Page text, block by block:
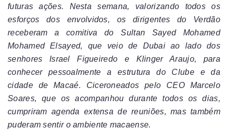
futuras ações. Nesta semana, valorizando todos os
esforços dos envolvidos, os dirigentes do Verdão
receberam a comitiva do Sultan Sayed Mohamed
Mohamed Elsayed, que veio de Dubai ao lado dos
senhores Israel Figueiredo e Klinger Araujo, para
conhecer pessoalmente a estrutura do Clube e da
cidade de Macaé. Ciceroneados pelo CEO Marcelo
Soares, que os acompanhou durante todos os dias,
cumpriram agenda extensa de reuniões, mas também
puderam sentir o ambiente macaense.